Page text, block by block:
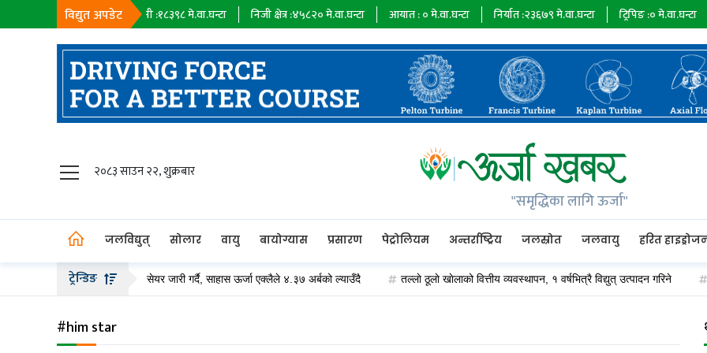
विद्युत अपडेट
सहायक कम्पनी : १८३९८मे.वा.घन्टा निजी क्षेत्र :४५८२०मे.वा.घन्टा आयात :०मे.वा.घन्टा निर्यात :२३६७९मे.वा.घन्टा ट्रिपिङ :०मे.वा.घन्टा
२०८३ साउन २२, शुक्रबार
"समृद्धिका लागि ऊर्जा"
जलविद्युत् सोलार वायु बायोग्यास प्रसारण पेट्रोलियम अन्तर्राष्ट्रिय जलस्रोत जलवायु हरित
वायु
बायोग्यास
पेट्रोलियम
ट्रेन्डिङ
२० अर्ब बढीको हकप्रद सेयर जारी गर्दै, साहास ऊर्जा एक्लैले ४.३७ अर्बको ल्याउँदै तल्लाे ठूलाे खाेलाको वित्तीय व्यवस्थापन, १ वर्षभित्रै विद्युत् उत्पादन गरिने
#him star